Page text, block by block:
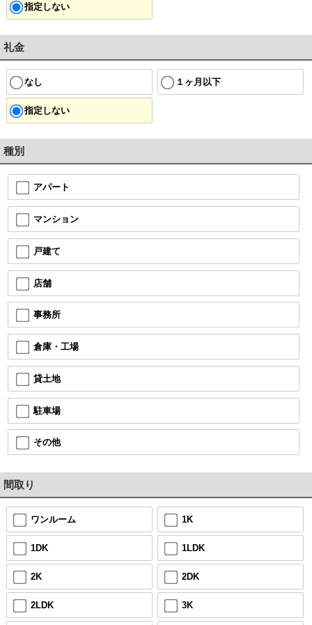
指定しない
礼金
なし １ヶ月以下
指定しない
種別
アパート
マンション
戸建て
店舗
事務所
倉庫・工場
貸土地
駐車場
その他
間取り
ワンルーム 1K
1DK 1LDK
2K 2DK
2LDK 3K